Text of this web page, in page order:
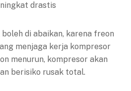
drastis
di abaikan, karena freon
menjaga kerja kompresor
menurun, kompresor akan
berisiko rusak total.